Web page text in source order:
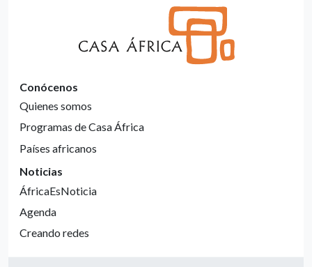
Conócenos
Quienes somos
Programas de Casa África
Países africanos
Noticias
ÁfricaEsNoticia
Agenda
Creando redes